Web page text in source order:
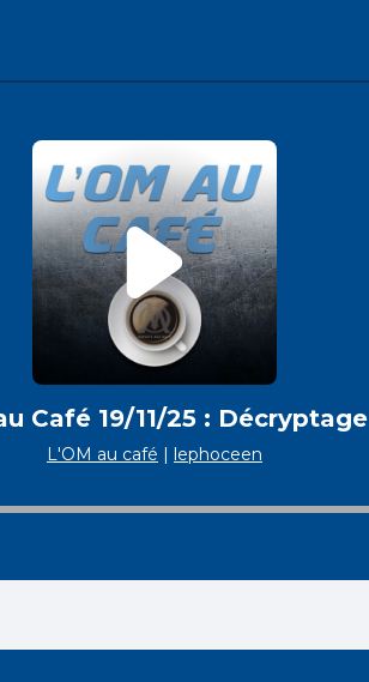
Café 19/11/25 : Décryptage
L'OM au café | lephoceen